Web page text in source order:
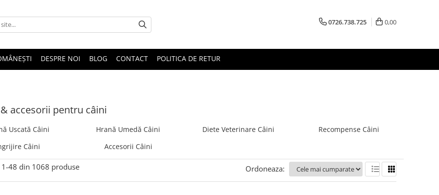
0726.738.725 0,00
DESPRE NOI BLOG CONTACT POLITICA DE RETUR
accesorii pentru câini
Uscată Câini Hrană Umedă Câini Diete Veterinare Câini
Recompense Câini
Câini
Accesorii Câini
1-48 din 1068 produse Ordoneaza: